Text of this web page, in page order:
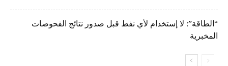
“الطاقة”: لا إستخدام لأي نفط قبل صدور نتائج الفحوصات
المخبرية